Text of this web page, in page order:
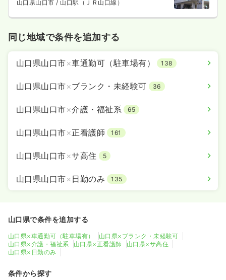
山口県山口市 / 山口駅（ＪＲ山口線）
同じ地域で条件を追加する
山口県山口市×車通勤可（駐車場有） 138
山口県山口市×ブランク・未経験可 36
山口県山口市×介護・福祉系 65
山口県山口市×正看護師 161
山口県山口市×サ高住 5
山口県山口市× 日勤のみ 135
山口県で条件を追加する
山口県×車通勤可（駐車場有）
山口県×ブランク・未経験可
山口県×介護・福祉系
山口県×正看護師
山口県×サ高住
山口県×日勤のみ
条件から探す